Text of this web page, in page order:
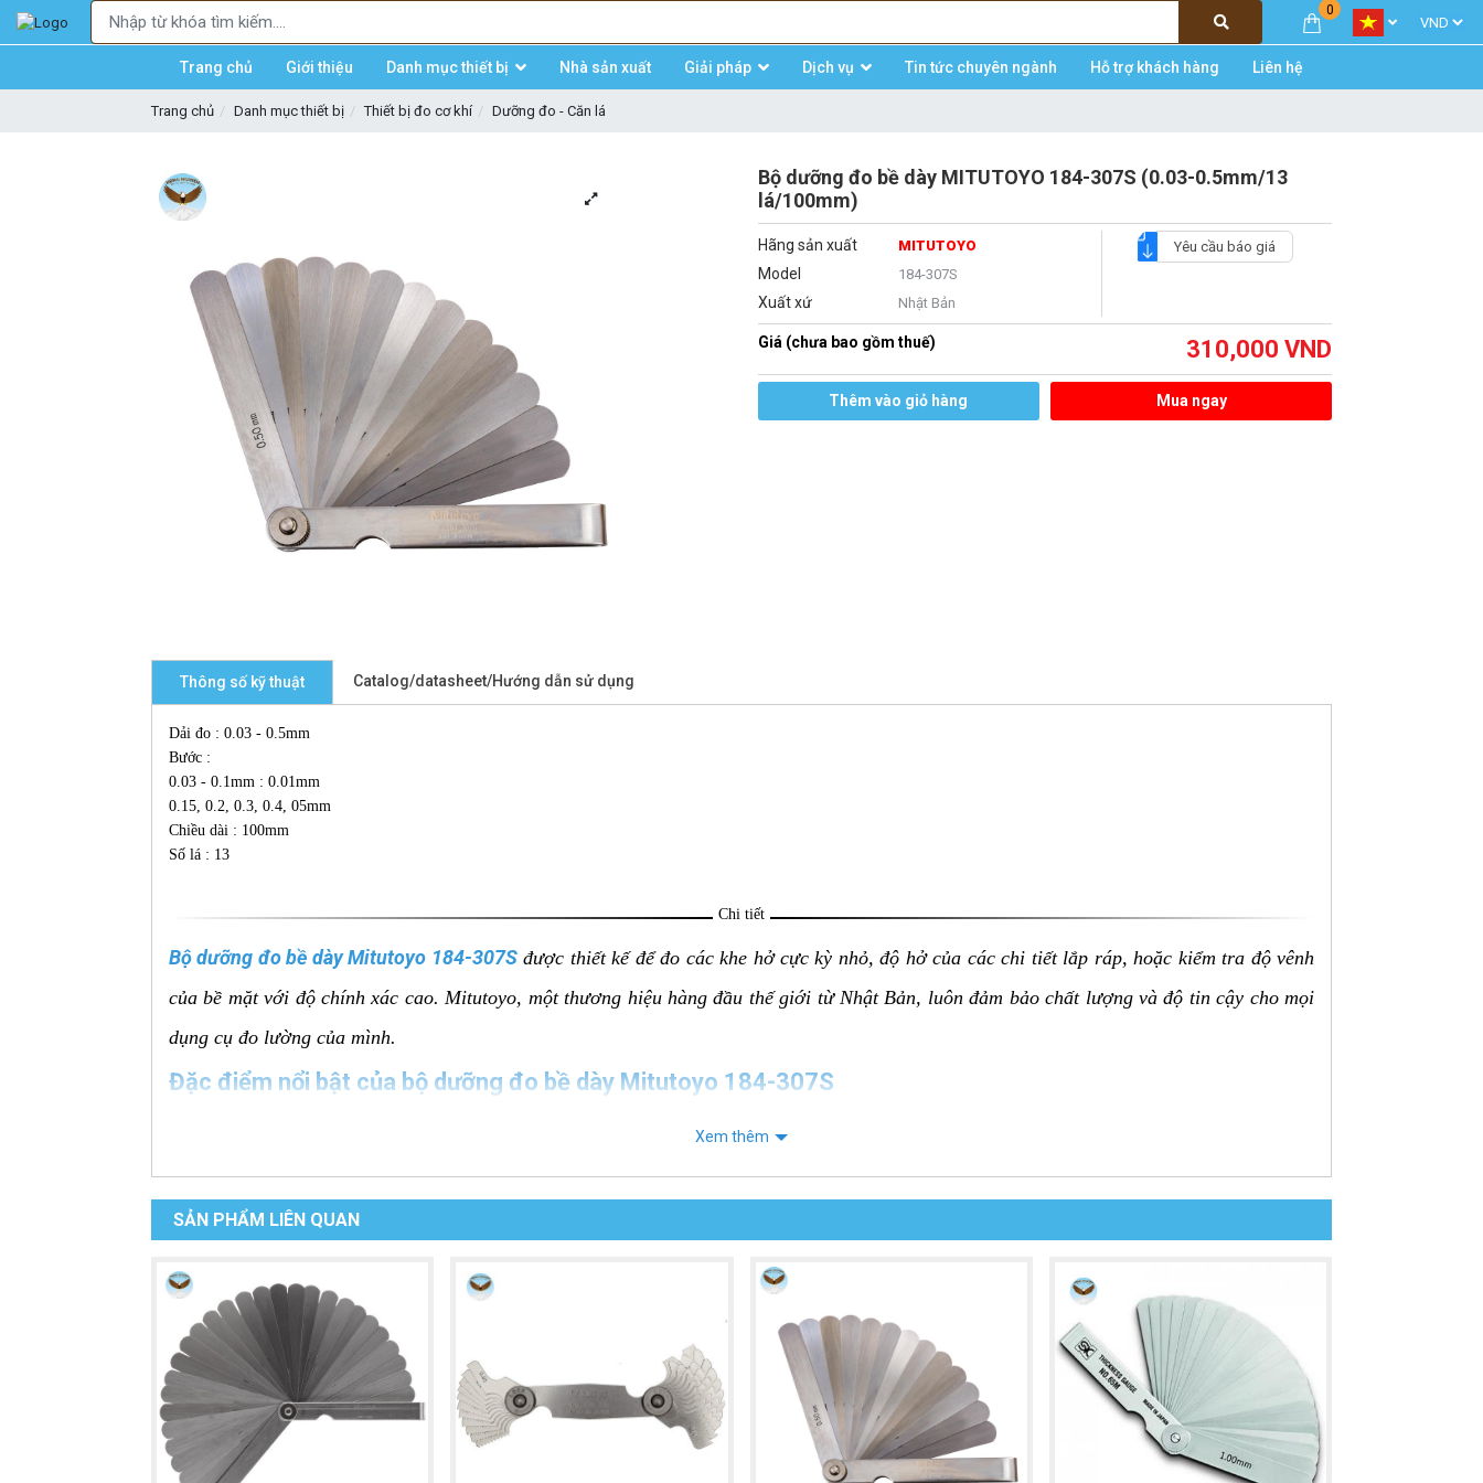
0
Trang chủ Giới thiệu Danh mục thiết bị Nhà sản xuất Giải pháp Dịch vụ Tin tức chuyên ngành Hỗ trợ khách hàng Liên hệ
Trang chủ Danh mục thiết bị Thiết bị đo cơ khí Dưỡng đo - Căn lá
Bộ dưỡng đo bề dày MITUTOYO 184-307S (0.03-0.5mm/13
lá/100mm)
Hãng sản xuất MITUTOYO
Model 184-307S
Xuất xứ Nhật Bản
Yêu cầu báo giá
Giá (chưa bao gồm thuế) 310,000 VND
Thêm vào giỏ hàng Mua ngay
Thông số kỹ thuật Catalog/datasheet/Hướng dẫn sử dụng
Dải đo : 0.03 - 0.5mm
Bước :
0.03 - 0.1mm : 0.01mm
0.15, 0.2, 0.3, 0.4, 05mm
Chiều dài : 100mm
Số lá : 13
Chi tiết
Bộ dưỡng đo bề dày Mitutoyo 184-307Sđược thiết kế để đo các khe hở cực kỳ nhỏ, độ hở của các chi tiết lắp ráp, hoặc kiểm tra độ vênh
của bề mặt với độ chính xác cao. Mitutoyo, một thương hiệu hàng đầu thế giới từ Nhật Bản, luôn đảm bảo chất lượng và độ tin cậy cho mọi
dụng cụ đo lường của mình.
Đặc điểm nổi bật của bộ dưỡng đo bề dày Mitutoyo 184-307S
Số lượng lá: Gồm 13 lá với các độ dày khác nhau.
Thành phần độ dày lá: Các lá có độ dày cụ thể là: 0.03, 0.04, 0.05, 0.06, 0.07, 0.08, 0.09, 0.10, 0.20, 0.30, 0.40, 0.50 mm.
Độ chính xác:
Là sản phẩm của Mitutoyo, mỗi lá được sản xuất với độ chính xác cao, tuân thủ các tiêu chuẩn nghiêm ngặt. Dung sai của từng lá sẽ khác
nhau tùy theo độ dày, ví dụ:
0.01mm đến dưới 0.06mm: $\pm$0.003mm
0.06mm đến dưới 0.10mm: $\pm$0.004mm
Xem thêm
SẢN PHẨM LIÊN QUAN